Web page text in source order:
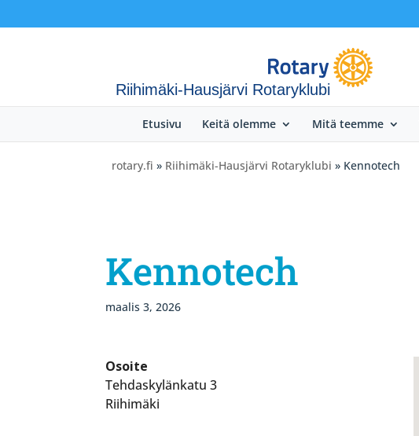
Riihimäki-Hausjärvi Rotaryklubi
Etusivu Keitä olemme Mitä teemme
rotary.fi » Riihimäki-Hausjärvi Rotaryklubi » Kennotech
Kennotech
maalis 3, 2026
Osoite
Tehdaskylänkatu 3
Riihimäki